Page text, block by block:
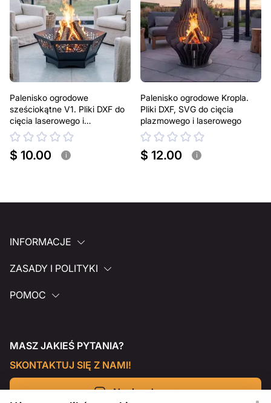
Palenisko ogrodowe
sześciokątne V1. Pliki DXF do
cięcia laserowego i
plazmowego
$ 10.00 i
Palenisko ogrodowe Kropla.
Pliki DXF, SVG do cięcia
plazmowego i laserowego
$ 12.00 i
INFORMACJE
ZASADY I POLITYKI
POMOC
MASZ JAKIEŚ PYTANIA?
SKONTAKTUJ SIĘ Z NAMI!
Napisz do nas